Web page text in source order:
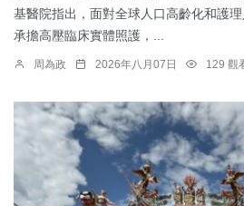
基醫院指出，面對全球人口高齡化和護
承擔高壓臨床實體照護，...
周為政 2026年八月07日 129 觀